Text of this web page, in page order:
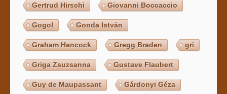
Gertrud Hirschi Giovanni Boccaccio
Gogol Gonda István
Graham Hancock Gregg Braden gri
Griga Zsuzsanna Gustave Flaubert
Guy de Maupassant Gárdonyi Géza